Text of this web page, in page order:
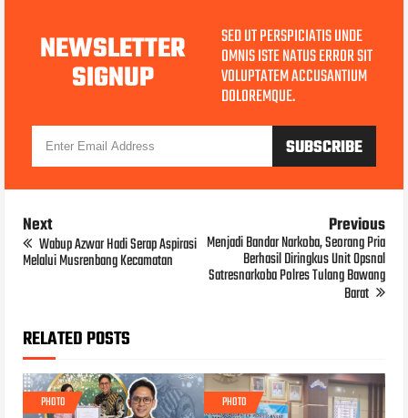
NEWSLETTER
SIGNUP
SED UT PERSPICIATIS UNDE
OMNIS ISTE NATUS ERROR SIT
VOLUPTATEM ACCUSANTIUM
DOLOREMQUE.
Next
Wabup Azwar Hadi Serap Aspirasi
Melalui Musrenbang Kecamatan
Previous
Menjadi Bandar Narkoba, Seorang Pria
Berhasil Diringkus Unit Opsnal
Satresnarkoba Polres Tulang Bawang
Barat
RELATED POSTS
PHOTO PHOTO